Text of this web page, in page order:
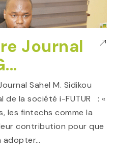
Journal
Sahel M. Sidikou
de la société i-FUTUR : «
les fintechs comme la
contribution pour que
adopter…